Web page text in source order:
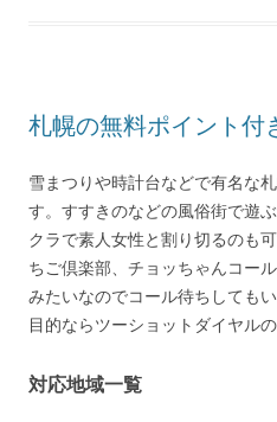
札幌の無料ポイント付
雪まつりや時計台などで有名な
す。すすきのなどの風俗街で遊
クラで素人女性と割り切るのも
ちご倶楽部、チョッちゃんコー
みたいなのでコール待ちしても
目的ならツーショットダイヤル
対応地域一覧